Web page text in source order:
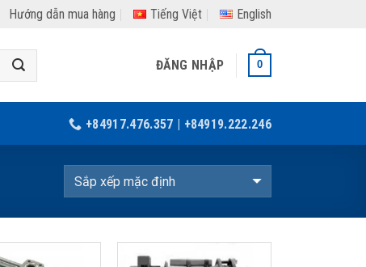
Hướng dẫn mua hàng Tiếng Việt English
ĐĂNG NHẬP 0
+84917.476.357 | +84919.222.246